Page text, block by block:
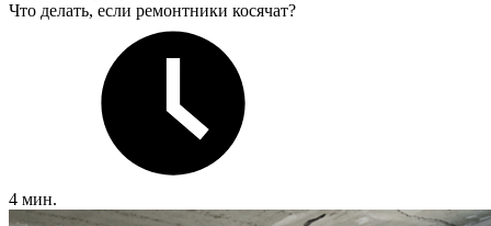
Что делать, если ремонтники косячат?
4 мин.